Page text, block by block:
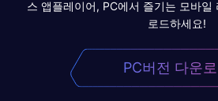
스 앱플레이어, PC에서 즐기는 모바일
로드하세요!
PC버전 다운